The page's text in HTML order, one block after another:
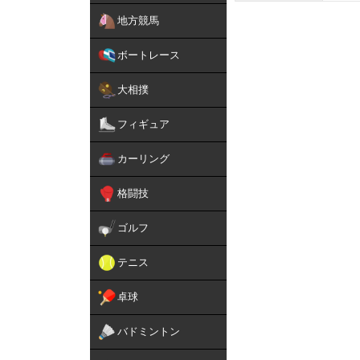
地方競馬
ボートレース
大相撲
フィギュア
カーリング
格闘技
ゴルフ
テニス
卓球
バドミントン